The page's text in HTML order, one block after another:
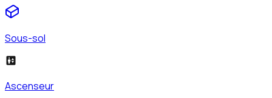
Sous-sol
Ascenseur